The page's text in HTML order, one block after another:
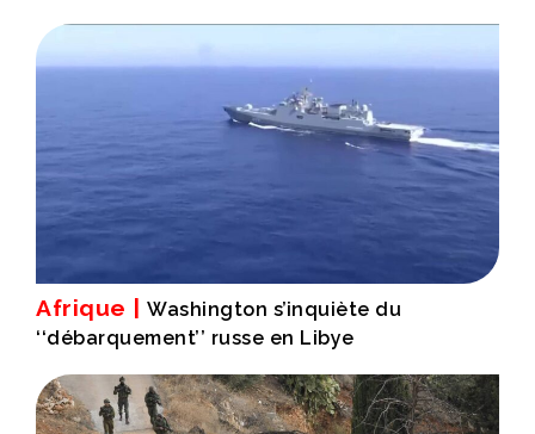
Afrique | Washington s’inquiète du
‘‘débarquement’’ russe en Libye